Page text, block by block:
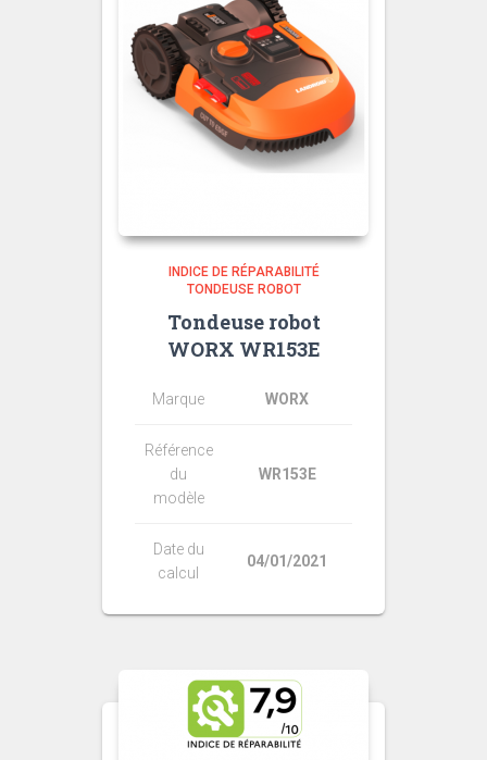
INDICE DE RÉPARABILITÉ
TONDEUSE ROBOT
Tondeuse robot
WORX WR153E
Marque WORX
Référence
du
modèle
WR153E
Date du
calcul
04/01/2021